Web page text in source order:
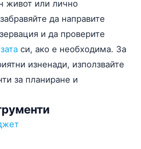
живот или лично
да направите
и да проверите
си, ако е необходима. За
изненади, използвайте
за планиране и